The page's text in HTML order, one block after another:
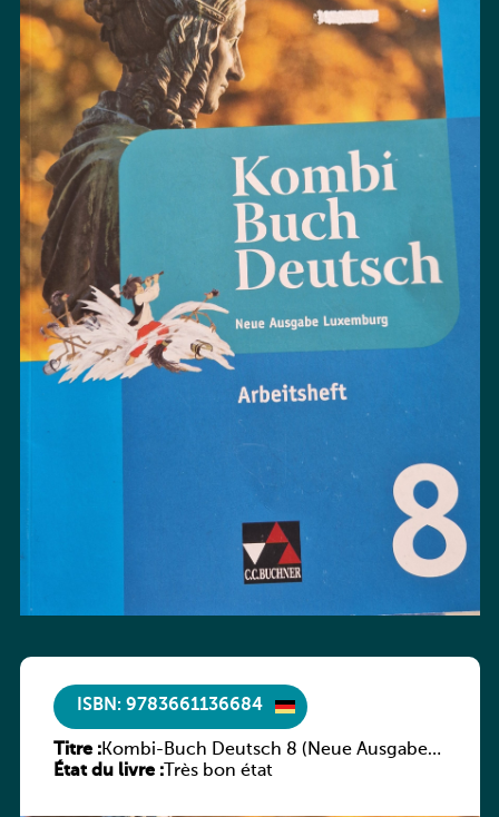
ISBN: 9783661136684
Titre :Kombi-Buch Deutsch 8 (Neue Ausgabe
Luxemburg)
État du livre :Très bon état